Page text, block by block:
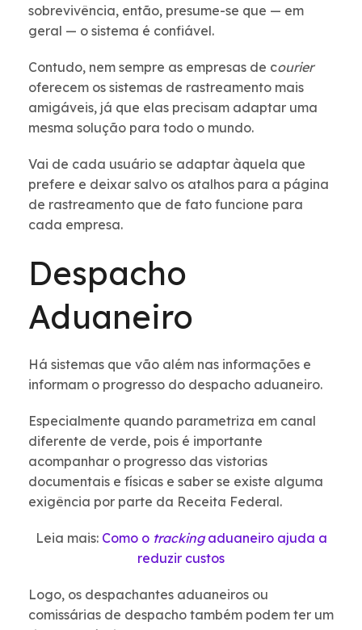
sobrevivência, então, presume-se que — em
geral — o sistema é confiável.
Contudo, nem sempre as empresas de courier
oferecem os sistemas de rastreamento mais
amigáveis, já que elas precisam adaptar uma
mesma solução para todo o mundo.
Vai de cada usuário se adaptar àquela que
prefere e deixar salvo os atalhos para a página
de rastreamento que de fato funcione para
cada empresa.
Despacho
Aduaneiro
Há sistemas que vão além nas informações e
informam o progresso do despacho aduaneiro.
Especialmente quando parametriza em canal
diferente de verde, pois é importante
acompanhar o progresso das vistorias
documentais e físicas e saber se existe alguma
exigência por parte da Receita Federal.
Leia mais: Como o trackingaduaneiro ajuda a
reduzir custos
Logo, os despachantes aduaneiros ou
comissárias de despacho também podem ter um